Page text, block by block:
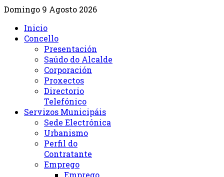
Domingo 9 Agosto 2026
Inicio
Concello
Presentación
Saúdo do Alcalde
Corporación
Proxectos
Directorio
Telefónico
Servizos Municipáis
Sede Electrónica
Urbanismo
Perfil do
Contratante
Emprego
Emprego